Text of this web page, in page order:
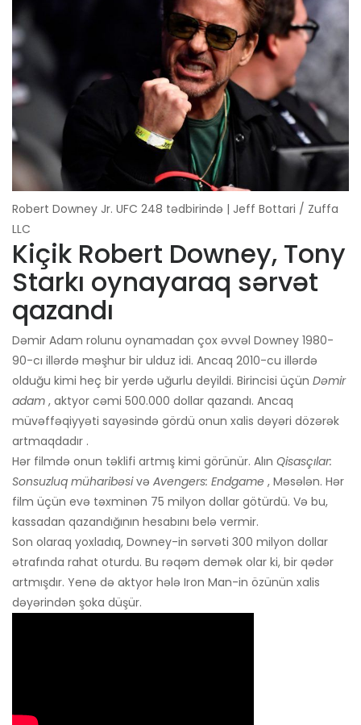
Robert Downey Jr. UFC 248 tədbirində | Jeff Bottari / Zuffa
LLC
Kiçik Robert Downey, Tony
Starkı oynayaraq sərvət
qazandı
Dəmir Adam rolunu oynamadan çox əvvəl Downey 1980-
90-cı illərdə məşhur bir ulduz idi. Ancaq 2010-cu illərdə
olduğu kimi heç bir yerdə uğurlu deyildi. Birincisi üçün Dəmir
adam , aktyor cəmi 500.000 dollar qazandı. Ancaq
müvəffəqiyyəti sayəsində gördü onun xalis dəyəri dözərək
artmaqdadır .
Hər filmdə onun təklifi artmış kimi görünür. Alın Qisasçılar:
Sonsuzluq müharibəsivə Avengers: Endgame , Məsələn. Hər
film üçün evə təxminən 75 milyon dollar götürdü. Və bu,
kassadan qazandığının hesabını belə vermir.
Son olaraq yoxladıq, Downey-in sərvəti 300 milyon dollar
ətrafında rahat oturdu. Bu rəqəm demək olar ki, bir qədər
artmışdır. Yenə də aktyor hələ Iron Man-in özünün xalis
dəyərindən şoka düşür.